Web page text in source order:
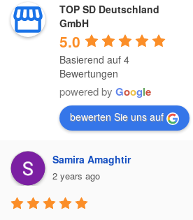
TOP SD Deutschland
GmbH
5.0
Basierend auf 4
Bewertungen
powered by Google
bewerten Sie uns auf
Samira Amaghtir
2 years ago